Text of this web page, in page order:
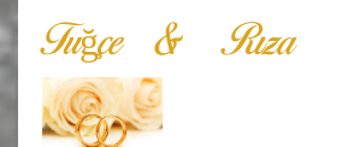
Tuğçe & Rıza